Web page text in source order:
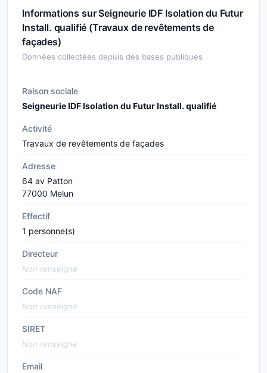
Informations sur Seigneurie IDF Isolation du Futur
Install. qualifié (Travaux de revêtements de
façades)
Données collectées depuis des bases publiques
Raison sociale
Seigneurie IDF Isolation du Futur Install. qualifié
Activité
Travaux de revêtements de façades
Adresse
64 av Patton
77000 Melun
Effectif
1 personne(s)
Directeur
Non renseigné
Code NAF
Non renseigné
SIRET
Non renseigné
Email